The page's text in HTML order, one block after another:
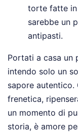
torte fatte in
sarebbe un
antipasti.
Portati a casa un
intendo solo un
sapore autentico.
frenetica,
un momento di
storia, è amore